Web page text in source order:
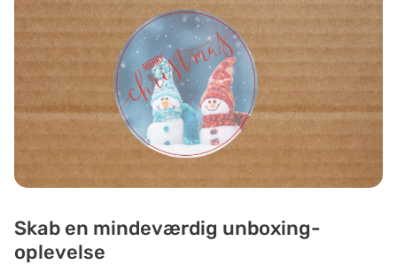
Skab en mindeværdig unboxing-
oplevelse